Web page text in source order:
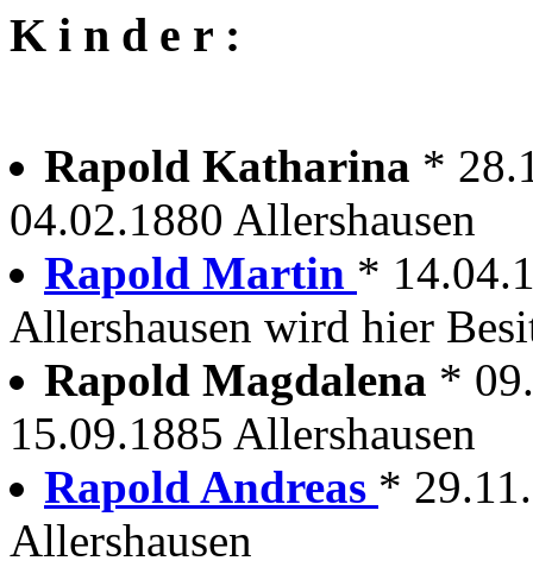
K i n d e r :
Rapold Katharina *
04.02.1880 Allershausen
Rapold Martin *
Allershausen wird hier
Rapold Magdalena *
15.09.1885 Allershausen
Rapold Andreas *
Allershausen